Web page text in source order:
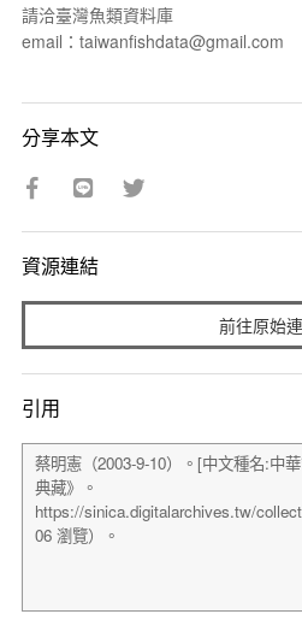
請洽臺灣魚類資料庫
email：taiwanfishdata@gmail.com
分享本文
資源連結
前往原始
引用